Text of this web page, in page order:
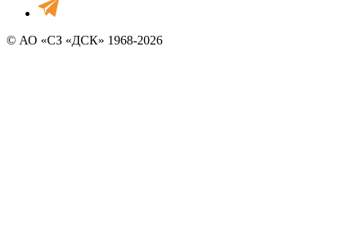
© АО «СЗ «ДСК» 1968-2026